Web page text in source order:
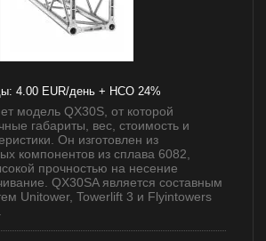
4.00 EUR/день + НСО 24%
модель QX30S, от которой
габариты, вес, стоимость и
Он изготовлен из
компонентов из сплава 6082,
прочностью на несение
QX30SA является составным
Unitower, Towerlift 3 и Flyintowers